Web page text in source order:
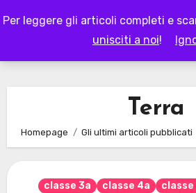
Per leggere gli articoli completi e
unisciti a noi!
to
Terra
Homepage Gli ultimi articoli pubblicati
classe 3a classe 4a classe